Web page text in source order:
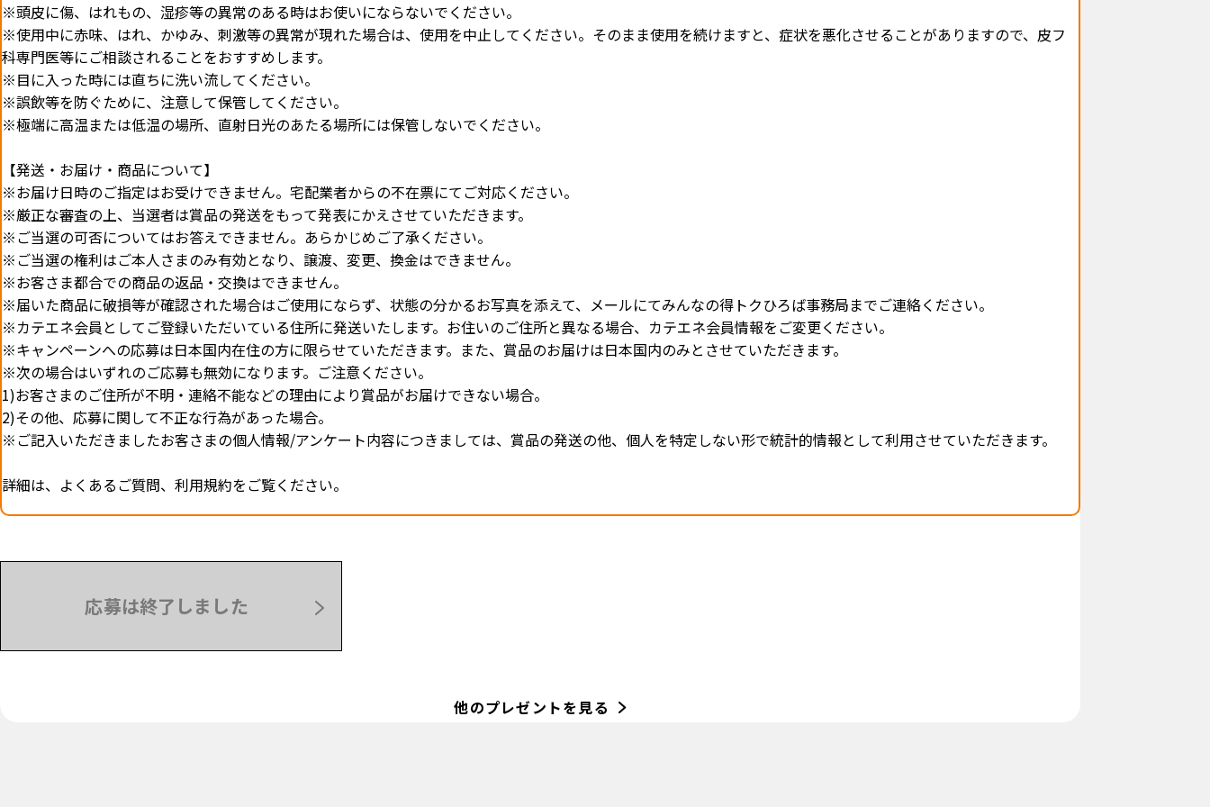
※頭皮に傷、はれもの、湿疹等の異常のある時はお使いにならないでください。
※使用中に赤味、はれ、かゆみ、刺激等の異常が現れた場合は、使用を中止してください。そのまま使用を続けますと、症状を悪化させることがありますので、皮フ
科専門医等にご相談されることをおすすめします。
※目に入った時には直ちに洗い流してください。
※誤飲等を防ぐために、注意して保管してください。
※極端に高温または低温の場所、直射日光のあたる場所には保管しないでください。
【発送・お届け・商品について】
※お届け日時のご指定はお受けできません。宅配業者からの不在票にてご対応ください。
※厳正な審査の上、当選者は賞品の発送をもって発表にかえさせていただきます。
※ご当選の可否についてはお答えできません。あらかじめご了承ください。
※ご当選の権利はご本人さまのみ有効となり、譲渡、変更、換金はできません。
※お客さま都合での商品の返品・交換はできません。
※届いた商品に破損等が確認された場合はご使用にならず、状態の分かるお写真を添えて、メールにてみんなの得トクひろば事務局までご連絡ください。
※カテエネ会員としてご登録いただいている住所に発送いたします。お住いのご住所と異なる場合、カテエネ会員情報をご変更ください。
※キャンペーンへの応募は日本国内在住の方に限らせていただきます。また、賞品のお届けは日本国内のみとさせていただきます。
※次の場合はいずれのご応募も無効になります。ご注意ください。
1)お客さまのご住所が不明・連絡不能などの理由により賞品がお届けできない場合。
2)その他、応募に関して不正な行為があった場合。
※ご記入いただきましたお客さまの個人情報/アンケート内容につきましては、賞品の発送の他、個人を特定しない形で統計的情報として利用させていただきます。
詳細は、よくあるご質問、利用規約をご覧ください。
応募は終了しました
他のプレゼントを見る